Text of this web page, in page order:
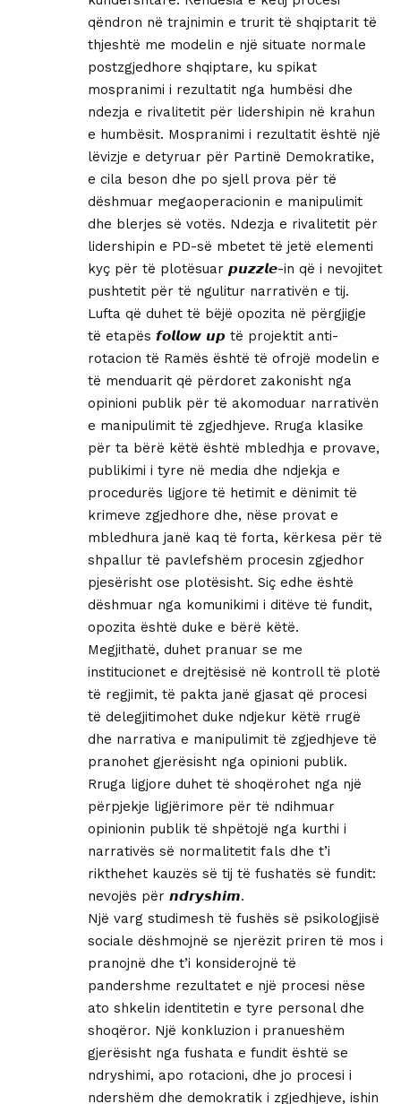
qëndron në trajnimin e trurit të shqiptarit të
thjeshtë me modelin e një situate normale
postzgjedhore shqiptare, ku spikat
mospranimi i rezultatit nga humbësi dhe
ndezja e rivalitetit për lidershipin në krahun
e humbësit. Mospranimi i rezultatit është një
lëvizje e detyruar për Partinë Demokratike,
e cila beson dhe po sjell prova për të
dëshmuar megaoperacionin e manipulimit
dhe blerjes së votës. Ndezja e rivalitetit për
lidershipin e PD-së mbetet të jetë elementi
kyç për të plotësuar 𝙥𝙪𝙯𝙯𝙡𝙚-in që i nevojitet
pushtetit për të ngulitur narrativën e tij.
Lufta që duhet të bëjë opozita në përgjigje
të etapës 𝙛𝙤𝙡𝙡𝙤𝙬 𝙪𝙥 të projektit anti-
rotacion të Ramës është të ofrojë modelin e
të menduarit që përdoret zakonisht nga
opinioni publik për të akomoduar narrativën
e manipulimit të zgjedhjeve. Rruga klasike
për ta bërë këtë është mbledhja e provave,
publikimi i tyre në media dhe ndjekja e
procedurës ligjore të hetimit e dënimit të
krimeve zgjedhore dhe, nëse provat e
mbledhura janë kaq të forta, kërkesa për të
shpallur të pavlefshëm procesin zgjedhor
pjesërisht ose plotësisht. Siç edhe është
dëshmuar nga komunikimi i ditëve të fundit,
opozita është duke e bërë këtë.
Megjithatë, duhet pranuar se me
institucionet e drejtësisë në kontroll të plotë
të regjimit, të pakta janë gjasat që procesi
të delegjitimohet duke ndjekur këtë rrugë
dhe narrativa e manipulimit të zgjedhjeve të
pranohet gjerësisht nga opinioni publik.
Rruga ligjore duhet të shoqërohet nga një
përpjekje ligjërimore për të ndihmuar
opinionin publik të shpëtojë nga kurthi i
narrativës së normalitetit fals dhe t’i
rikthehet kauzës së tij të fushatës së fundit:
nevojës për 𝙣𝙙𝙧𝙮𝙨𝙝𝙞𝙢.
Një varg studimesh të fushës së psikologjisë
sociale dëshmojnë se njerëzit priren të mos i
pranojnë dhe t’i konsiderojnë të
pandershme rezultatet e një procesi nëse
ato shkelin identitetin e tyre personal dhe
shoqëror. Një konkluzion i pranueshëm
gjerësisht nga fushata e fundit është se
ndryshimi, apo rotacioni, dhe jo procesi i
ndershëm dhe demokratik i zgjedhjeve, ishin